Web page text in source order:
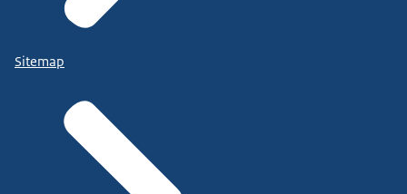
Sitemap